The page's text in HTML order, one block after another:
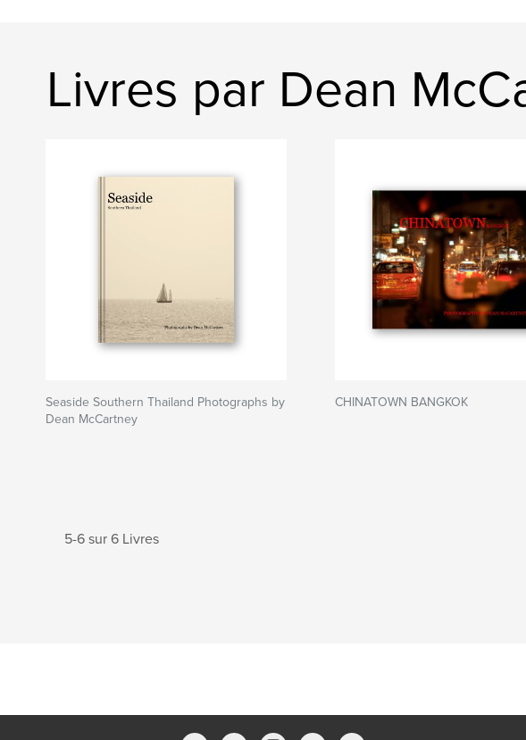
Livres par Dean
Seaside Southern Thailand Photographs by
Dean McCartney
CHINATOWN BANGKOK
5-6 sur 6 Livres